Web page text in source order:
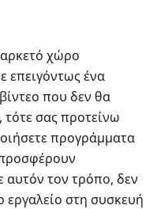
χώρο
επειγόντως ένα
που δεν θα
σας προτείνω
προγράμματα
αυτόν τον τρόπο, δεν
εργαλείο στη συσκευή